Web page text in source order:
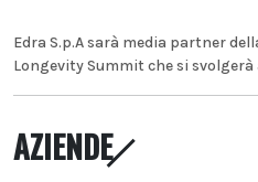
Edra S.p.A sarà media partner
Longevity Summit che si svolgerà
AZIENDE